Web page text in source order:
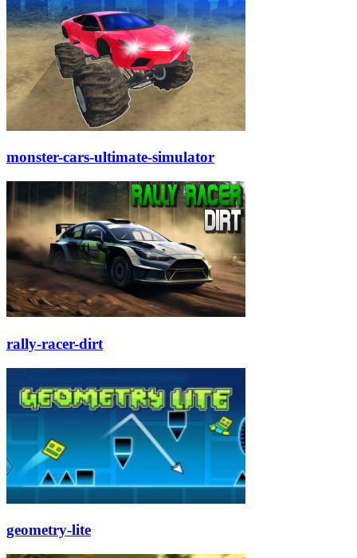
monster-cars-ultimate-simulator
rally-racer-dirt
geometry-lite